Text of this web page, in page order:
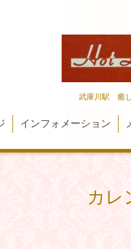
武庫川駅 癒
インフォメーション
カレ